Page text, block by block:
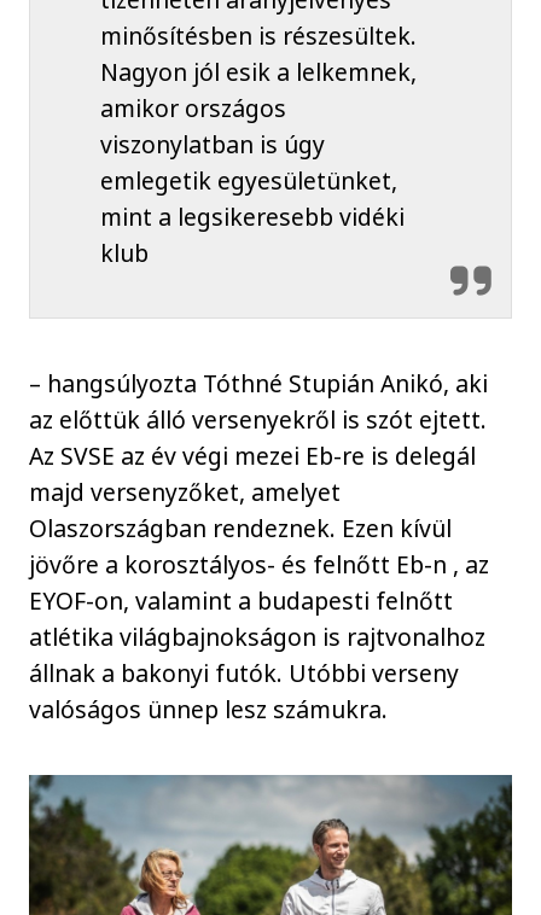
minősítésben is részesültek.
Nagyon jól esik a lelkemnek,
amikor országos
viszonylatban is úgy
emlegetik egyesületünket,
mint a legsikeresebb vidéki
klub
– hangsúlyozta Tóthné Stupián Anikó, aki
az előttük álló versenyekről is szót ejtett.
Az SVSE az év végi mezei Eb-re is delegál
majd versenyzőket, amelyet
Olaszországban rendeznek. Ezen kívül
jövőre a korosztályos- és felnőtt Eb-n , az
EYOF-on, valamint a budapesti felnőtt
atlétika világbajnokságon is rajtvonalhoz
állnak a bakonyi futók. Utóbbi verseny
valóságos ünnep lesz számukra.